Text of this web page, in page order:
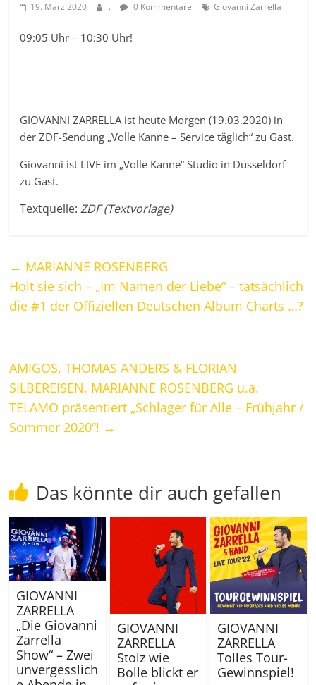
19. März 2020 . 0 Kommentare Giovanni Zarrella
09:05 Uhr – 10:30 Uhr!
GIOVANNI ZARRELLA ist heute Morgen (19.03.2020) in
der ZDF-Sendung „Volle Kanne – Service täglich“ zu Gast.
Giovanni ist LIVE im „Volle Kanne“ Studio in Düsseldorf
zu Gast.
Textquelle:ZDF (Textvorlage)
← MARIANNE ROSENBERG
Holt sie sich – „Im Namen der Liebe“ – tatsächlich
die #1 der Offiziellen Deutschen Album Charts …?
AMIGOS, THOMAS ANDERS & FLORIAN
SILBEREISEN, MARIANNE ROSENBERG u.a.
TELAMO präsentiert „Schlager für Alle – Frühjahr /
Sommer 2020“! →
Das könnte dir auch gefallen
GIOVANNI
ZARRELLA
„Die Giovanni
Zarrella
Show“ – Zwei
unvergesslich
GIOVANNI
ZARRELLA
Stolz wie
Bolle blickt er
GIOVANNI
ZARRELLA
Tolles Tour-
Gewinnspiel!